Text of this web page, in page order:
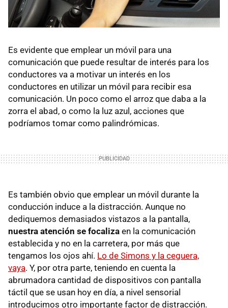
Es evidente que emplear un móvil para una
comunicación que puede resultar de interés para los
conductores va a motivar un interés en los
conductores en utilizar un móvil para recibir esa
comunicación. Un poco como el arroz que daba a la
zorra el abad, o como la luz azul, acciones que
podríamos tomar como palindrómicas.
Es también obvio que emplear un móvil durante la
conducción induce a la distracción. Aunque no
dediquemos demasiados vistazos a la pantalla,
nuestra atención se focaliza en la comunicación
establecida y no en la carretera, por más que
tengamos los ojos ahí. Lo de Simons y la ceguera,
vaya. Y, por otra parte, teniendo en cuenta la
abrumadora cantidad de dispositivos con pantalla
táctil que se usan hoy en día, a nivel sensorial
introducimos otro importante factor de distracción.